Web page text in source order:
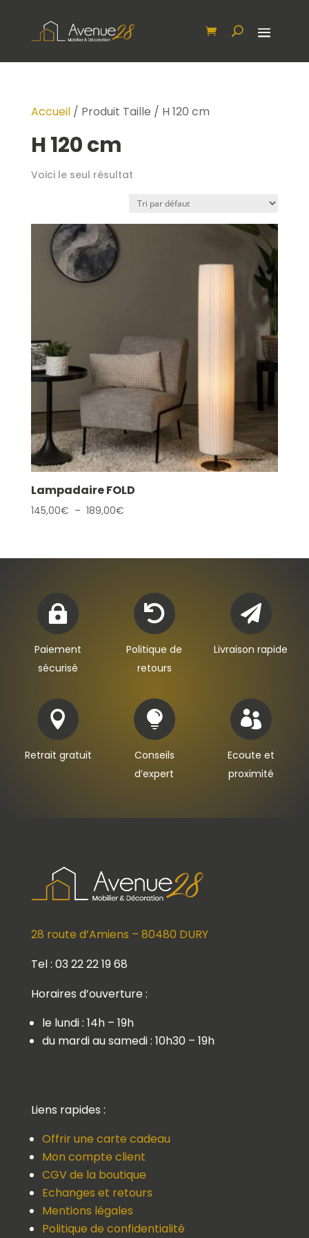
Accueil/ Produit Taille / H 120 cm
H 120 cm
Voici le seul résultat
Lampadaire FOLD
145,00€ – 189,00€Plage
145,00€

Paiement
sécurisé

Politique de
retours

Livraison rapide

Retrait gratuit

Conseils
d’expert

Ecoute et
proximité
28 route d’Amiens – 80480 DURY
Tel : 03 22 22 19 68
Horaires d’ouverture :
le lundi : 14h – 19h
du mardi au samedi : 10h30 – 19h
Liens rapides :
Offrir une carte cadeau
Mon compte client
CGV de la boutique
Echanges et retours
Mentions légales
Politique de confidentialité